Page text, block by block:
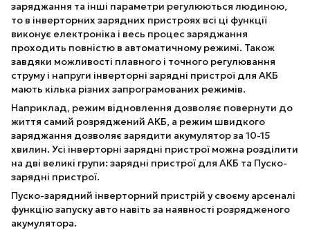
заряджання та інші параметри регулюються людиною,
то в інверторних зарядних пристроях всі ці функції
виконує електроніка і весь процес заряджання
проходить повністю в автоматичному режимі. Також
завдяки можливості плавного і точного регулювання
струму і напруги інверторні зарядні пристрої для АКБ
мають кілька різних запрограмованих режимів.
Наприклад, режим відновлення дозволяє повернути до
життя самий розряджений АКБ, а режим швидкого
заряджання дозволяє зарядити акумулятор за 10-15
хвилин. Усі інверторні зарядні пристрої можна розділити
на дві великі групи: зарядні пристрої для АКБ та Пуско-
зарядні пристрої.
Пуско-зарядний інверторний пристрій у своєму арсеналі
функцію запуску авто навіть за наявності розрядженого
акумулятора.